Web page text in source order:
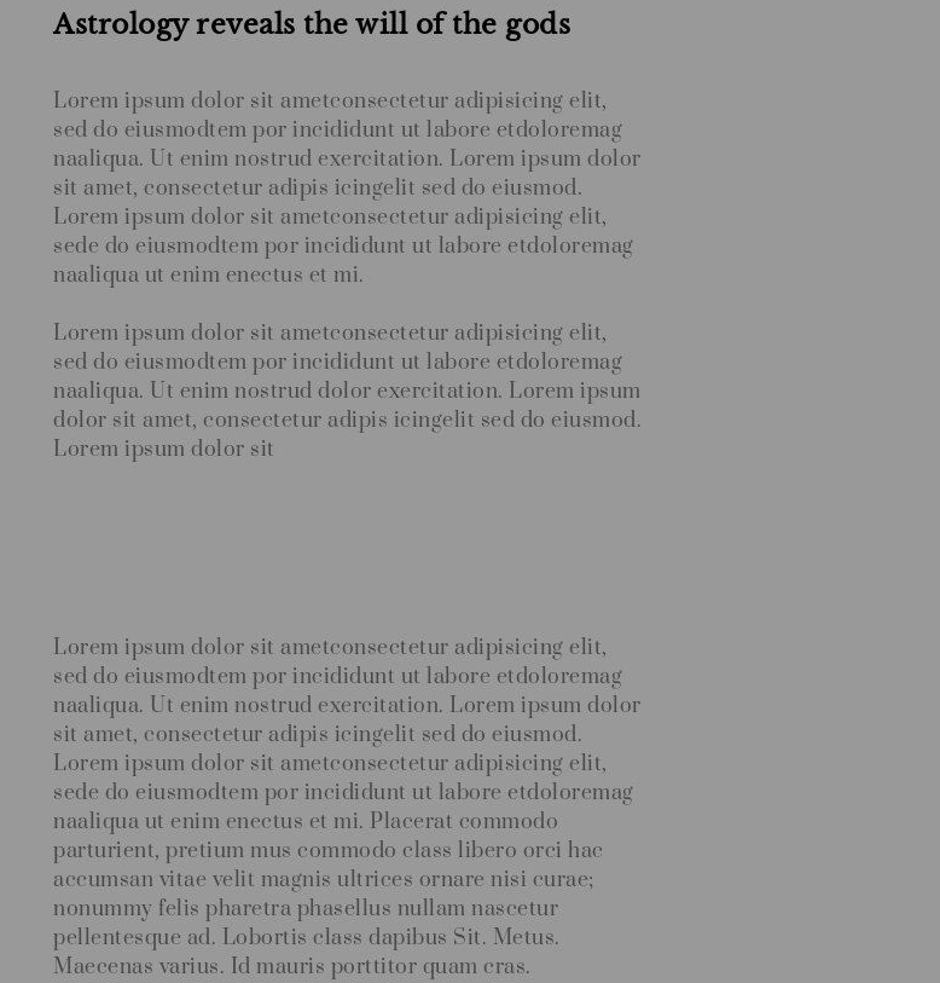
Astrology reveals the will of the gods
Lorem ipsum dolor sit ametconsectetur adipisicing elit,
sed do eiusmodtem por incididunt ut labore etdoloremag
naaliqua. Ut enim nostrud exercitation. Lorem ipsum dolor
sit amet, consectetur adipis icingelit sed do eiusmod.
Lorem ipsum dolor sit ametconsectetur adipisicing elit,
sede do eiusmodtem por incididunt ut labore etdoloremag
naaliqua ut enim enectus et mi.
Lorem ipsum dolor sit ametconsectetur adipisicing elit,
sed do eiusmodtem por incididunt ut labore etdoloremag
naaliqua. Ut enim nostrud dolor exercitation. Lorem ipsum
dolor sit amet, consectetur adipis icingelit sed do eiusmod.
Lorem ipsum dolor sit
Lorem ipsum dolor sit ametconsectetur adipisicing elit,
sed do eiusmodtem por incididunt ut labore etdoloremag
naaliqua. Ut enim nostrud exercitation. Lorem ipsum dolor
sit amet, consectetur adipis icingelit sed do eiusmod.
Lorem ipsum dolor sit ametconsectetur adipisicing elit,
sede do eiusmodtem por incididunt ut labore etdoloremag
naaliqua ut enim enectus et mi. Placerat commodo
parturient, pretium mus commodo class libero orci hac
accumsan vitae velit magnis ultrices ornare nisi curae;
nonummy felis pharetra phasellus nullam nascetur
pellentesque ad. Lobortis class dapibus Sit. Metus.
Maecenas varius. Id mauris porttitor quam cras.